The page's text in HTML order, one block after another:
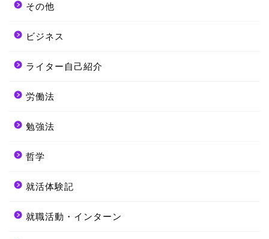
その他
ビジネス
ライター自己紹介
労働法
勉強法
哲学
就活体験記
就職活動・インターン